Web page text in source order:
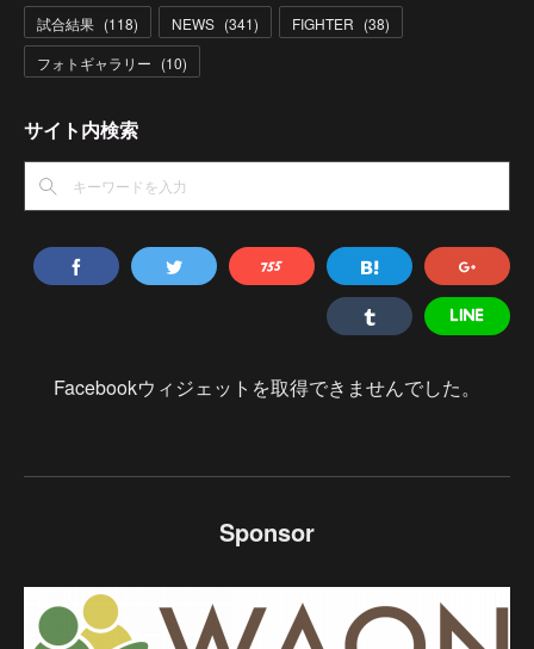
試合結果 (118) NEWS (341) FIGHTER (38)
フォトギャラリー (10)
サイト内検索
Facebookウィジェットを取得できませんでした。
Sponsor